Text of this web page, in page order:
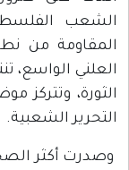
الشعب
المقاومة من
العلني الواسع،
الثورة، وتتركز
التحرير الشعبية.
وصدرت أكثر